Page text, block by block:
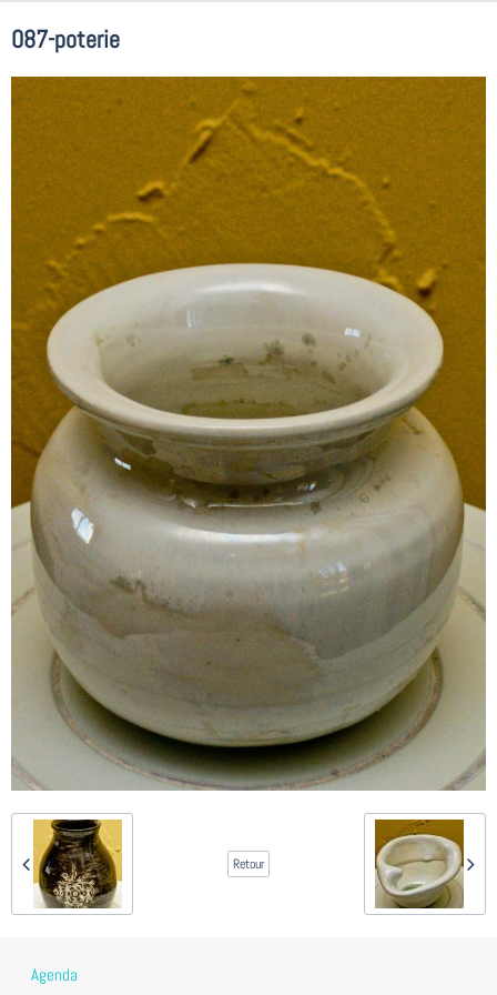
087-poterie
Retour
Agenda